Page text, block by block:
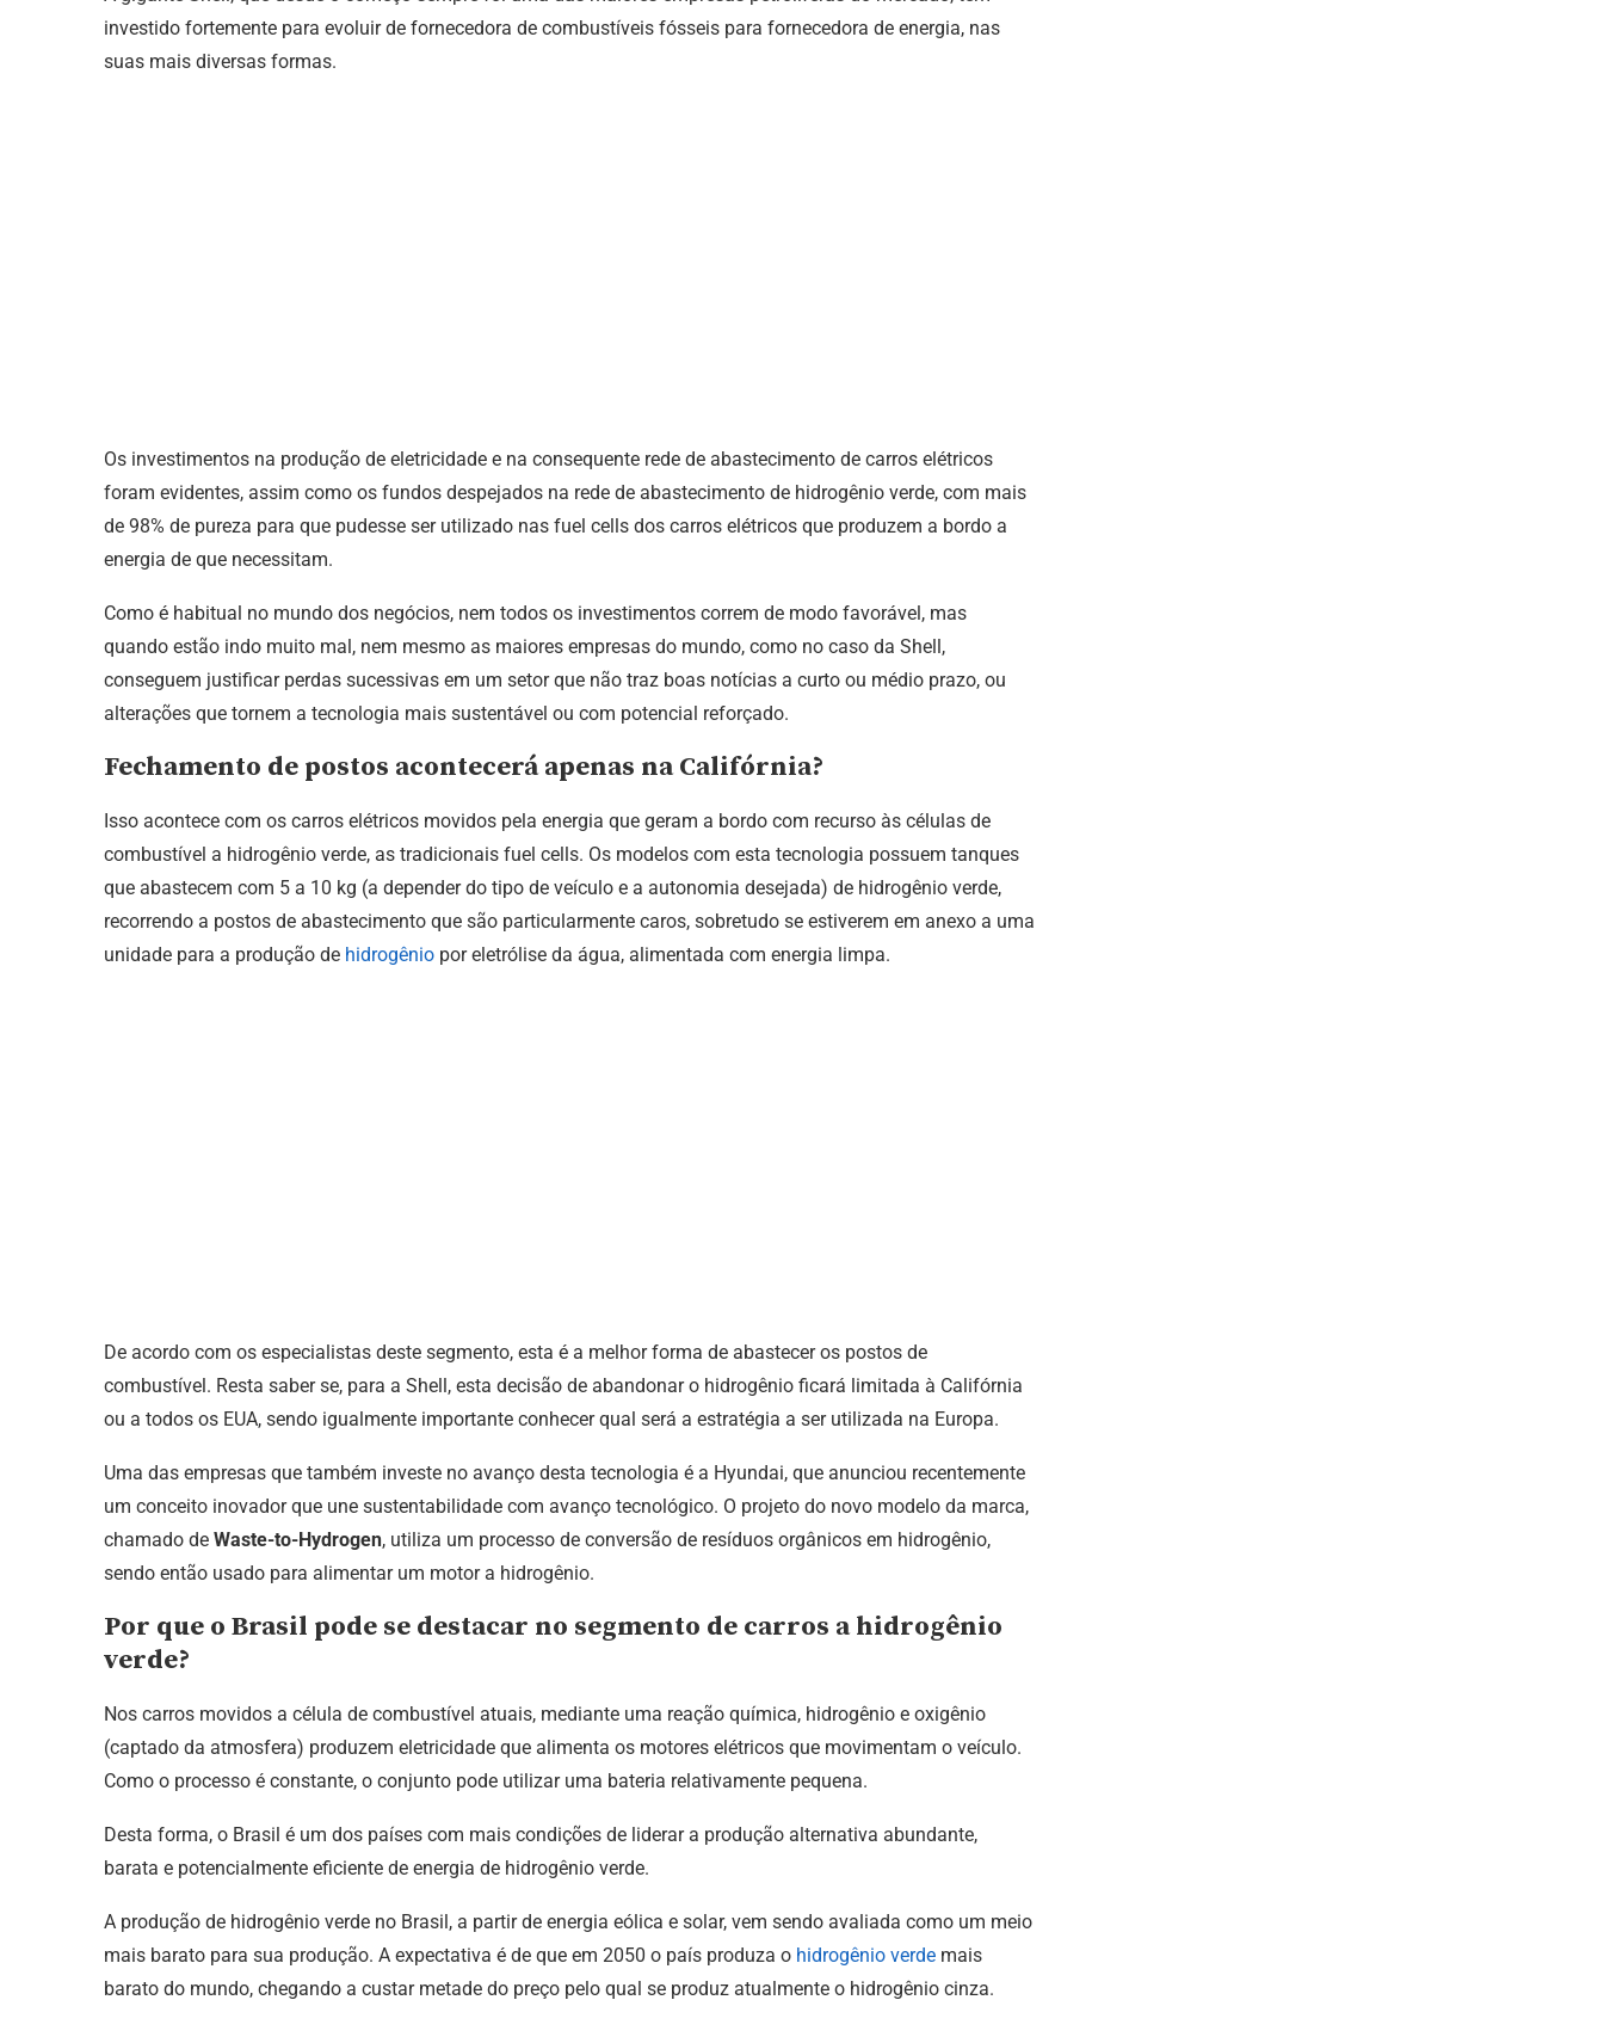
investido fortemente para evoluir de fornecedora de combustíveis fósseis para fornecedora de energia, nas
suas mais diversas formas.
Os investimentos na produção de eletricidade e na consequente rede de abastecimento de carros elétricos
foram evidentes, assim como os fundos despejados na rede de abastecimento de hidrogênio verde, com mais
de 98% de pureza para que pudesse ser utilizado nas fuel cells dos carros elétricos que produzem a bordo a
energia de que necessitam.
Como é habitual no mundo dos negócios, nem todos os investimentos correm de modo favorável, mas
quando estão indo muito mal, nem mesmo as maiores empresas do mundo, como no caso da Shell,
conseguem justificar perdas sucessivas em um setor que não traz boas notícias a curto ou médio prazo, ou
alterações que tornem a tecnologia mais sustentável ou com potencial reforçado.
Fechamento de postos acontecerá apenas na Califórnia?
Isso acontece com os carros elétricos movidos pela energia que geram a bordo com recurso às células de
combustível a hidrogênio verde, as tradicionais fuel cells. Os modelos com esta tecnologia possuem tanques
que abastecem com 5 a 10 kg (a depender do tipo de veículo e a autonomia desejada) de hidrogênio verde,
recorrendo a postos de abastecimento que são particularmente caros, sobretudo se estiverem em anexo a uma
unidade para a produção de hidrogênio por eletrólise da água, alimentada com energia limpa.
De acordo com os especialistas deste segmento, esta é a melhor forma de abastecer os postos de
combustível. Resta saber se, para a Shell, esta decisão de abandonar o hidrogênio ficará limitada à Califórnia
ou a todos os EUA, sendo igualmente importante conhecer qual será a estratégia a ser utilizada na Europa.
Uma das empresas que também investe no avanço desta tecnologia é a Hyundai, que anunciou recentemente
um conceito inovador que une sustentabilidade com avanço tecnológico. O projeto do novo modelo da marca,
chamado de Waste-to-Hydrogen, utiliza um processo de conversão de resíduos orgânicos em hidrogênio,
sendo então usado para alimentar um motor a hidrogênio.
Por que o Brasil pode se destacar no segmento de carros a hidrogênio
verde?
Nos carros movidos a célula de combustível atuais, mediante uma reação química, hidrogênio e oxigênio
(captado da atmosfera) produzem eletricidade que alimenta os motores elétricos que movimentam o veículo.
Como o processo é constante, o conjunto pode utilizar uma bateria relativamente pequena.
Desta forma, o Brasil é um dos países com mais condições de liderar a produção alternativa abundante,
barata e potencialmente eficiente de energia de hidrogênio verde.
A produção de hidrogênio verde no Brasil, a partir de energia eólica e solar, vem sendo avaliada como um meio
mais barato para sua produção. A expectativa é de que em 2050 o país produza o hidrogênio verde mais
barato do mundo, chegando a custar metade do preço pelo qual se produz atualmente o hidrogênio cinza.